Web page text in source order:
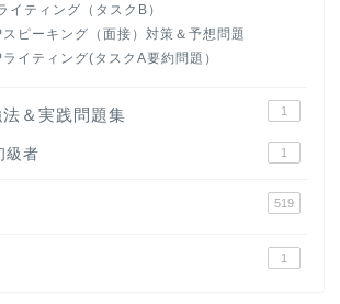
イティング（タスクB）
ピーキング（面接）対策＆予想問題
イティング(タスクA要約問題）
＆実践問題集 1
級者 1
519
1